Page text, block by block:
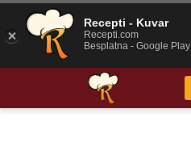
Recepti - Kuvar
Recepti.com
Besplatna - Google Play